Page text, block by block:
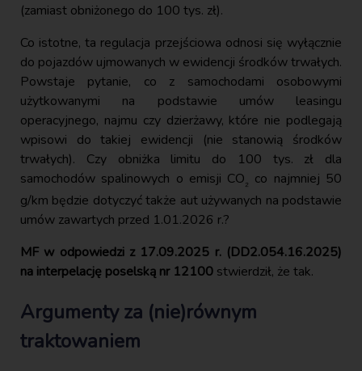
(zamiast obniżonego do 100 tys. zł).
Co istotne, ta regulacja przejściowa odnosi się wyłącznie
do pojazdów ujmowanych w ewidencji środków trwałych.
Powstaje pytanie, co z samochodami osobowymi
użytkowanymi na podstawie umów leasingu
operacyjnego, najmu czy dzierżawy, które nie podlegają
wpisowi do takiej ewidencji (nie stanowią środków
trwałych). Czy obniżka limitu do 100 tys. zł dla
samochodów spalinowych o emisji CO₂ co najmniej 50
g/km będzie dotyczyć także aut używanych na podstawie
umów zawartych przed 1.01.2026 r.?
MF w odpowiedzi z 17.09.2025 r. (DD2.054.16.2025)
na interpelację poselską nr 12100 stwierdził, że tak.
Argumenty za (nie)równym
traktowaniem